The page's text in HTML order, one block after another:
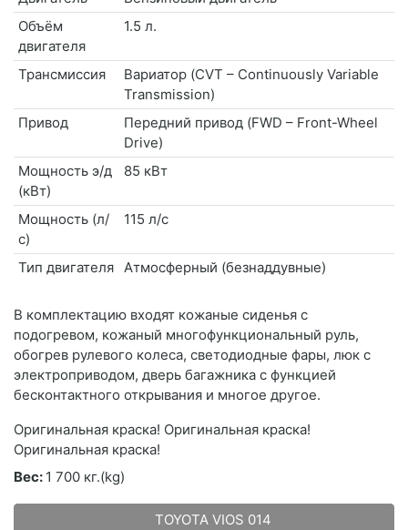
Объём
двигателя
1.5 л.
Трансмиссия
Вариатор (CVT – Continuously Variable
Transmission)
Привод
Передний привод (FWD – Front-Wheel
Drive)
Мощность э/д
(кВт)
85 кВт
Мощность (л/
с)
115 л/с
Тип двигателя Атмосферный (безнаддувные)
В комплектацию входят кожаные сиденья с
подогревом, кожаный многофункциональный руль,
обогрев рулевого колеса, светодиодные фары, люк с
электроприводом, дверь багажника с функцией
бесконтактного открывания и многое другое.
Оригинальная краска! Оригинальная краска!
Оригинальная краска!
Вес: 1 700 кг.(kg)
TOYOTA VIOS 014